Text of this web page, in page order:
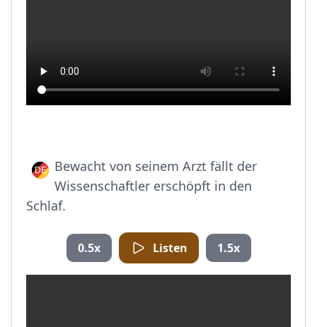
Bewacht von seinem Arzt fällt der
Wissenschaftler erschöpft in den
Schlaf.
0.5x Listen 1.5x